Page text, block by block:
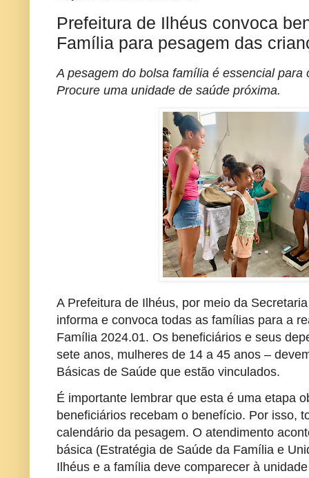
Prefeitura de Ilhéus convoca
Família para pesagem das
A pesagem do bolsa família é essencial
Procure uma unidade de saúde próxima.
A Prefeitura de Ilhéus, por meio da
informa e convoca todas as famílias para a
Família 2024.01. Os beneficiários e seus
sete anos, mulheres de 14 a 45 anos –
Básicas de Saúde que estão vinculados.
É importante lembrar que esta é uma etapa
beneficiários recebam o benefício. Por isso,
calendário da pesagem. O atendimento
básica (Estratégia de Saúde da Família e
Ilhéus e a família deve comparecer à